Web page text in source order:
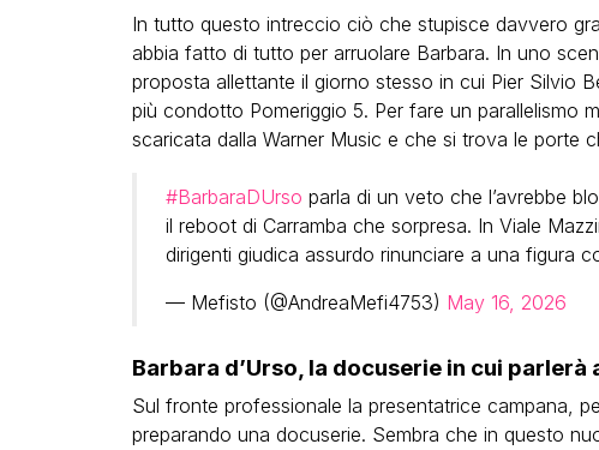
In tutto questo intreccio ciò che stupisce davvero
abbia fatto di tutto per arruolare Barbara. In uno
proposta allettante il giorno stesso in cui Pier Silvio
più condotto Pomeriggio 5. Per fare un parallelismo
scaricata dalla Warner Music e che si trova le porte
#BarbaraDUrso parla di un veto che l’avrebbe
il reboot di Carramba che sorpresa. In Viale
dirigenti giudica assurdo rinunciare a una figura
— Mefisto (@AndreaMefi4753) May 16, 2026
Barbara d’Urso, la docuserie in cui parlerà
Sul fronte professionale la presentatrice campana,
preparando una docuserie. Sembra che in questo